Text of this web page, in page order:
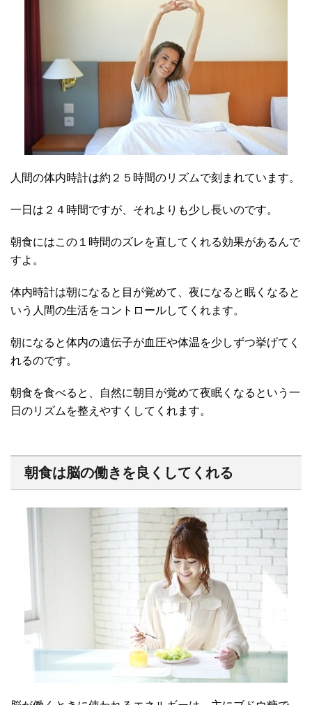
人間の体内時計は約２５時間のリズムで刻まれています。
一日は２４時間ですが、それよりも少し長いのです。
朝食にはこの１時間のズレを直してくれる効果があるんで
すよ。
体内時計は朝になると目が覚めて、夜になると眠くなると
いう人間の生活をコントロールしてくれます。
朝になると体内の遺伝子が血圧や体温を少しずつ挙げてく
れるのです。
朝食を食べると、自然に朝目が覚めて夜眠くなるという一
日のリズムを整えやすくしてくれます。
朝食は脳の働きを良くしてくれる